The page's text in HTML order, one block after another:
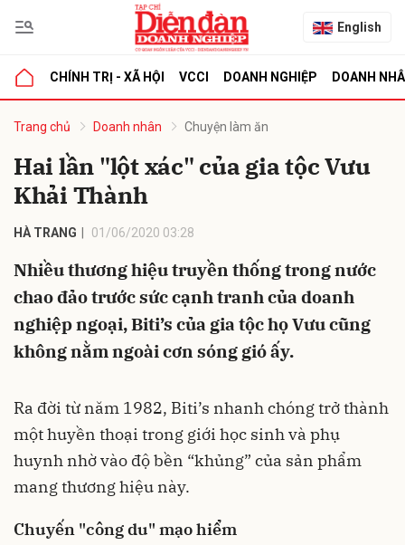
English
CHÍNH TRỊ - XÃ HỘI VCCI DOANH NGHIỆP DOANH
Trang chủ Doanh nhân Chuyện làm ăn
Hai lần "lột xác" của gia tộc Vưu
Khải Thành
HÀ TRANG 01/06/2020 03:28
Nhiều thương hiệu truyền thống trong nước
chao đảo trước sức cạnh tranh của doanh
nghiệp ngoại, Biti’s của gia tộc họ Vưu cũng
không nằm ngoài cơn sóng gió ấy.
Ra đời từ năm 1982, Biti’s nhanh chóng trở thành
một huyền thoại trong giới học sinh và phụ
huynh nhờ vào độ bền “khủng” của sản phẩm
mang thương hiệu này.
Chuyến "công du" mạo hiểm
luận
Hủy